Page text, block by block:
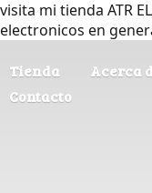
visita mi tienda ATR
electronicos en
Tienda Acerca
Contacto